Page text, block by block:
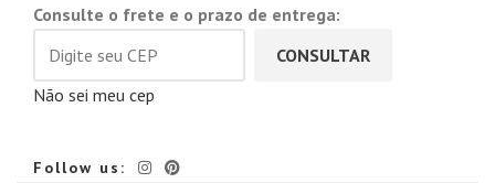
Consulte o frete e o prazo de entrega:
CONSULTAR
Não sei meu cep
Follow us: